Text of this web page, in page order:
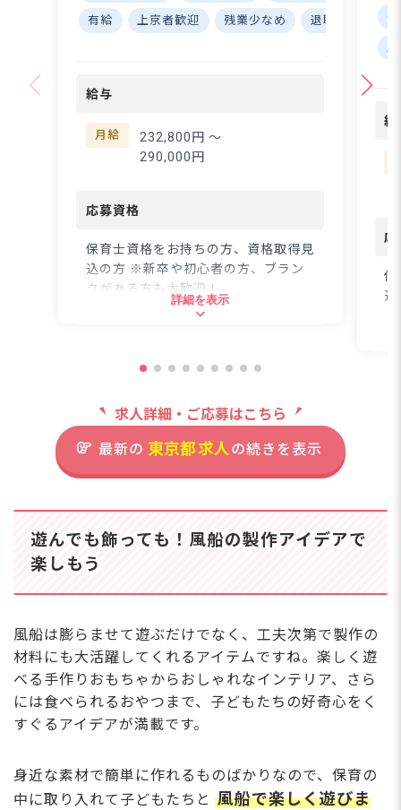
充実 ーー【あなたらし
さを大切に。チームで創
「自主自立の精神」を大
ュアル通りにいかない保
育の世界だからこそ、お
互いを尊重し助け合う関
なことは無理せず、得意
前向きな挑戦や時には失
敗も、成長のチャンスと
して歓迎！子どもたちの
最善を考え、自ら行動で
園を創っていきません
すさ抜群の職場環境】
年間休日127日でプライ
得率80%、産休・育休取
☆ 行事準備は勤務時間
内に行うなど、効率的な
ため残業も少なめ。出
ベントも前向きに受け止
め、多くの職員が育休か
ら復帰しています♪ ピ
アノが苦手でも大丈夫！
得意・不得意を考慮した
す。
有給 上京者歓迎 残業少なめ 退職金制度
給与
月給
232,800円 〜
290,000円
応募資格
保育士資格をお持ちの方、資格取得見
込の方 ※新卒や初心者の方、ブラン
クがある方も大歓迎！
東京都練馬区光が丘7丁目6-19-101
都営地下鉄大江戸線「光が丘
駅」より徒歩15分
年間休日127日＆平均
きやすさの保育園♪
さらに詳しい
求人情報 へ
登録・相談無料
詳細を表示
給
昇
プを応
園
た
♪
育
す
と
20
績
応
っ
給
応
保
込
求人詳細・ご応募はこちら
最新の 東京都 求人 の続きを表示
遊んでも飾っても！風船の製作アイデアで
楽しもう
風船は膨らませて遊ぶだけでなく、工夫次第で製作の
材料にも大活躍してくれるアイテムですね。楽しく遊
べる手作りおもちゃからおしゃれなインテリア、さら
には食べられるおやつまで、子どもたちの好奇心をく
すぐるアイデアが満載です。
身近な素材で簡単に作れるものばかりなので、保育の
中に取り入れて子どもたちと 風船で楽しく遊びま